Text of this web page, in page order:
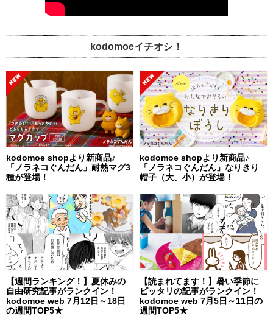
kodomoeイチオシ！
kodomoe shopより新商品♪
「ノラネコぐんだん」耐熱マグ3
種が登場！
kodomoe shopより新商品♪
「ノラネコぐんだん」なりきり
帽子（大、小）が登場！
【週間ランキング！】夏休みの
自由研究記事がランクイン！
kodomoe web 7月12日～18日
の週間TOP5★
【読まれてます！】暑い季節に
ピッタリの記事がランクイン！
kodomoe web 7月5日～11日の
週間TOP5★